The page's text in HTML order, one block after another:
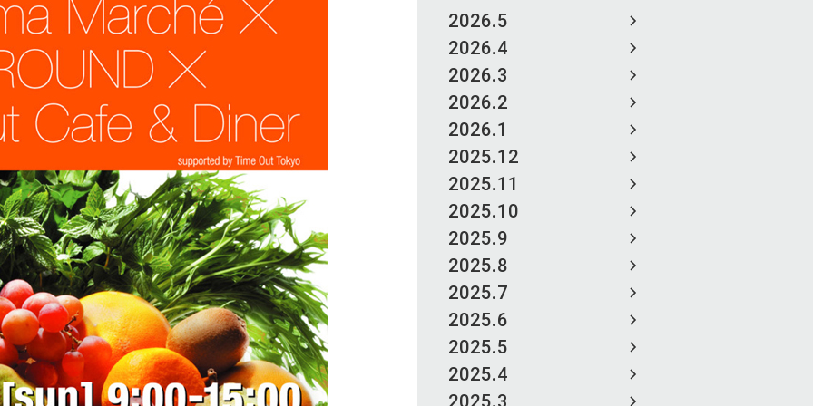
2026.5
2026.4
2026.3
2026.2
2026.1
2025.12
2025.11
2025.10
2025.9
2025.8
2025.7
2025.6
2025.5
2025.4
2025.3